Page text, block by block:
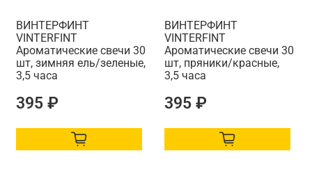
ВИНТЕРФИНТ
VINTERFINT
Ароматические свечи 30
шт, зимняя ель/зеленые,
3,5 часа
395 ₽
ВИНТЕРФИНТ
VINTERFINT
Ароматические свечи 30
шт, пряники/красные,
3,5 часа
395 ₽